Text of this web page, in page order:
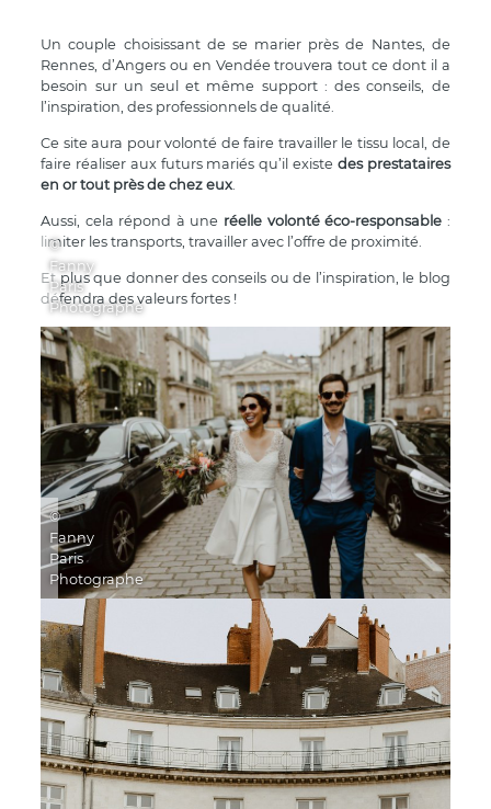
Un couple choisissant de se marier près de Nantes, de
Rennes, d’Angers ou en Vendée trouvera tout ce dont il a
besoin sur un seul et même support : des conseils, de
l’inspiration, des professionnels de qualité.
Ce site aura pour volonté de faire travailler le tissu local, de
faire réaliser aux futurs mariés qu’il existe des prestataires
en or tout près de chez eux
Aussi, cela répond à une réelle volonté éco-responsable :
limiter les transports, travailler avec l’offre de proximité.
Et plus que donner des conseils ou de l’inspiration, le blog
défendra des valeurs fortes !
©
Fanny
Paris
Photographe
©
Fanny
Paris
Photographe